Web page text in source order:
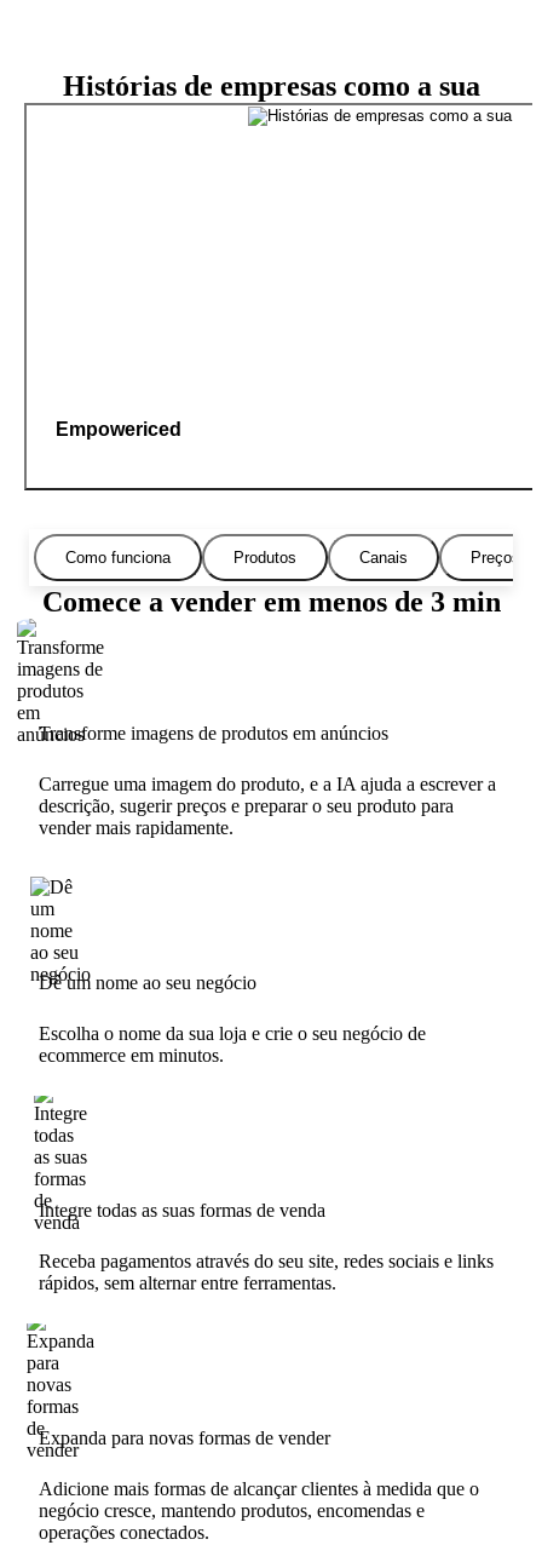
Histórias de empresas como a sua
Empowericed
Como funciona Produtos Canais Preços
Comece a vender em menos de 3 min
Transforme imagens de produtos em anúncios
Carregue uma imagem do produto, e a IA ajuda a escrever a
descrição, sugerir preços e preparar o seu produto para
vender mais rapidamente.
Dê um nome ao seu negócio
Escolha o nome da sua loja e crie o seu negócio de
ecommerce em minutos.
Integre todas as suas formas de venda
Receba pagamentos através do seu site, redes sociais e links
rápidos, sem alternar entre ferramentas.
Expanda para novas formas de vender
Adicione mais formas de alcançar clientes à medida que o
negócio cresce, mantendo produtos, encomendas e
operações conectados.